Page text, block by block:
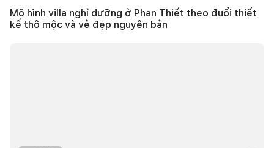
Mô hình villa nghỉ dưỡng ở Phan Thiết theo đuổi thiết
kế thô mộc và vẻ đẹp nguyên bản